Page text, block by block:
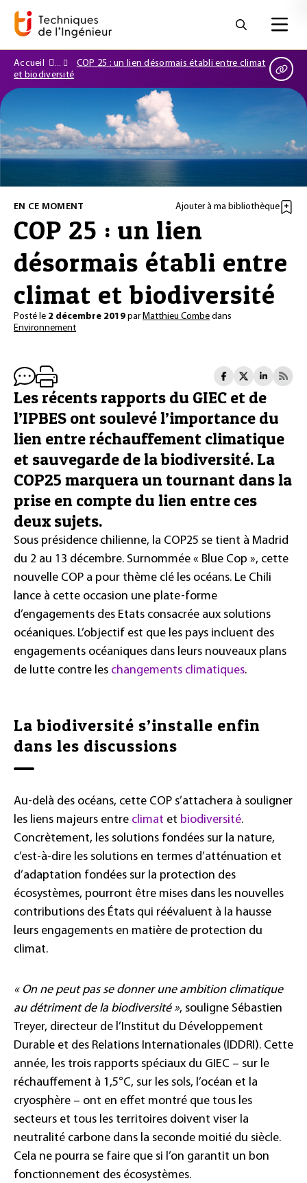
Accueil
COP 25 : un lien désormais établi entre climat
et biodiversité
EN CE MOMENT Ajouter à ma bibliothèque
COP 25 : un lien
désormais établi entre
climat et biodiversité
Posté le 2 décembre 2019 par Matthieu Combe dans
Environnement
Les récents rapports du GIEC et de
l’IPBES ont soulevé l’importance du
lien entre réchauffement climatique
et sauvegarde de la biodiversité. La
COP25 marquera un tournant dans la
prise en compte du lien entre ces
deux sujets.
Sous présidence chilienne, la COP25 se tient à Madrid
du 2 au 13 décembre. Surnommée « Blue Cop », cette
nouvelle COP a pour thème clé les océans. Le Chili
lance à cette occasion une plate-forme
d’engagements des Etats consacrée aux solutions
océaniques. L’objectif est que les pays incluent des
engagements océaniques dans leurs nouveaux plans
de lutte contre les changements climatiques.
La biodiversité s’installe enfin
dans les discussions
Au-delà des océans, cette COP s’attachera à souligner
les liens majeurs entre climat et biodiversité.
Concrètement, les solutions fondées sur la nature,
c’est-à-dire les solutions en termes d’atténuation et
d’adaptation fondées sur la protection des
écosystèmes, pourront être mises dans les nouvelles
contributions des États qui réévaluent à la hausse
leurs engagements en matière de protection du
climat.
« On ne peut pas se donner une ambition climatique
au détriment de la biodiversité », souligne Sébastien
Treyer, directeur de l’Institut du Développement
Durable et des Relations Internationales (IDDRI). Cette
année, les trois rapports spéciaux du GIEC – sur le
réchauffement à 1,5°C, sur les sols, l’océan et la
cryosphère – ont en effet montré que tous les
secteurs et tous les territoires doivent viser la
neutralité carbone dans la seconde moitié du siècle.
Cela ne pourra se faire que si l’on garantit un bon
fonctionnement des écosystèmes.